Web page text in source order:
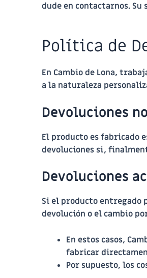
dude en contactarnos.
Política de
En Cambio de Lona,
a la naturaleza
Devoluciones
El producto es fabricado
devoluciones si,
Devoluciones
Si el producto entregado
devolución o el cambio
En estos casos,
fabricar
Por supuesto, los